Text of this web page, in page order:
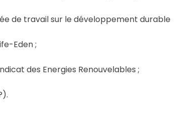
de travail sur le développement durable
Eden ;
des Energies Renouvelables ;